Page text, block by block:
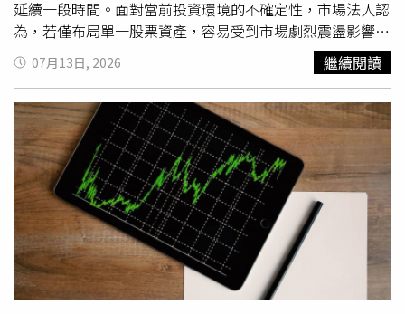
免責聲明：文中所提之個股、基金內容僅供參考，並非投資
建議，投資人應獨立判斷，審慎評估風險，自負盈虧。
延續一段時間。面對當前投資環境的不確定性，市場法人認
為，若僅布局單一股票資產，容易受到市場劇烈震盪影響；
若完全轉向債券，又可能錯過股市長期成長機會，因此，不
少投資人開始轉向，同時配置股票與債券的「平衡型
ETF」。以凱基雙核收息債股平衡ETF（00981T）為例，其
採股債平衡配置，約70%布局全球BBB級中長天期公司債，
30%配置台股市值前25大龍頭企業，打造出「收益＋增
值」攻防兼備的黃金比例。在股市受地緣政治事件干擾時，
70%的投資等級公司債可望提供較穩定的票息收入，並有助
降低整體投資組合波動；當市場回穩上攻時，30% 的台股
權值股則受惠於 AI、高效能運算（HPC）等長期產業趨勢，
仍具備中長期成長潛力，參與台灣大型權值股的成長機會，
相較於單壓股票或債券，這種股債平衡策略更有助於分散市
場風險，大幅提高資產配置效率。尤其在降息步調趨於保守
07月13日, 2026 繼續閱讀